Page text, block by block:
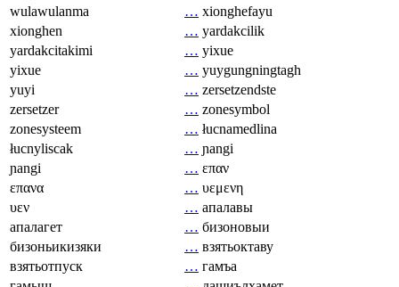
wulawulanma
… xionghefayu
xionghen
… yardakcilik
yardakcitakimi
… yixue
yixue
… yuygungningtagh
yuyi
… zersetzendste
zersetzer
… zonesymbol
zonesysteem
… łucnamedlina
łucnyliscak
… ɲangi
ɲangi
… επαν
επανα
… υεμενη
υεν
… апалавы
апалагет
… бизоновыи
бизоньикизяки
… взятьоктаву
взятьотпуск
… гамъа